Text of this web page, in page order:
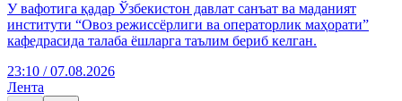
У вафотига қадар Ўзбекистон давлат санъат ва маданият
институти “Овоз режиссёрлиги ва операторлик маҳорати”
кафедрасида талаба ёшларга таълим бериб келган.
23:10 / 07.08.2026
Лента